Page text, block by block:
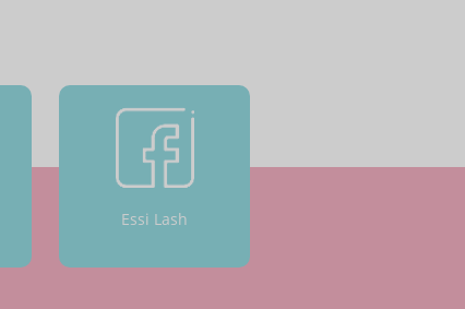
Essi Lash